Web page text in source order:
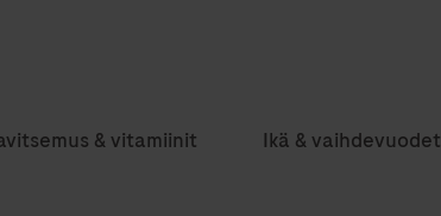
& vitamiinit Ikä & vaihdevuodet